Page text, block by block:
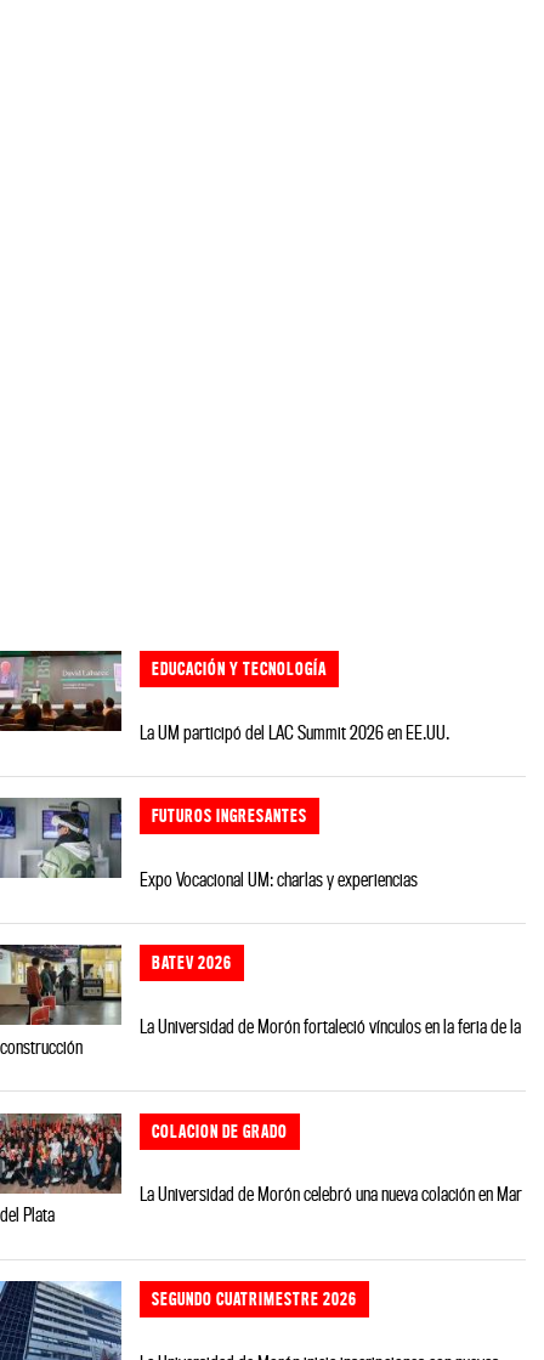
EDUCACIÓN Y TECNOLOGÍA
La UM participó del LAC Summit 2026 en EE.UU.
FUTUROS INGRESANTES
Expo Vocacional UM: charlas y experiencias
BATEV 2026
La Universidad de Morón fortaleció vínculos en la feria de la
construcción
COLACION DE GRADO
La Universidad de Morón celebró una nueva colación en Mar
del Plata
SEGUNDO CUATRIMESTRE 2026